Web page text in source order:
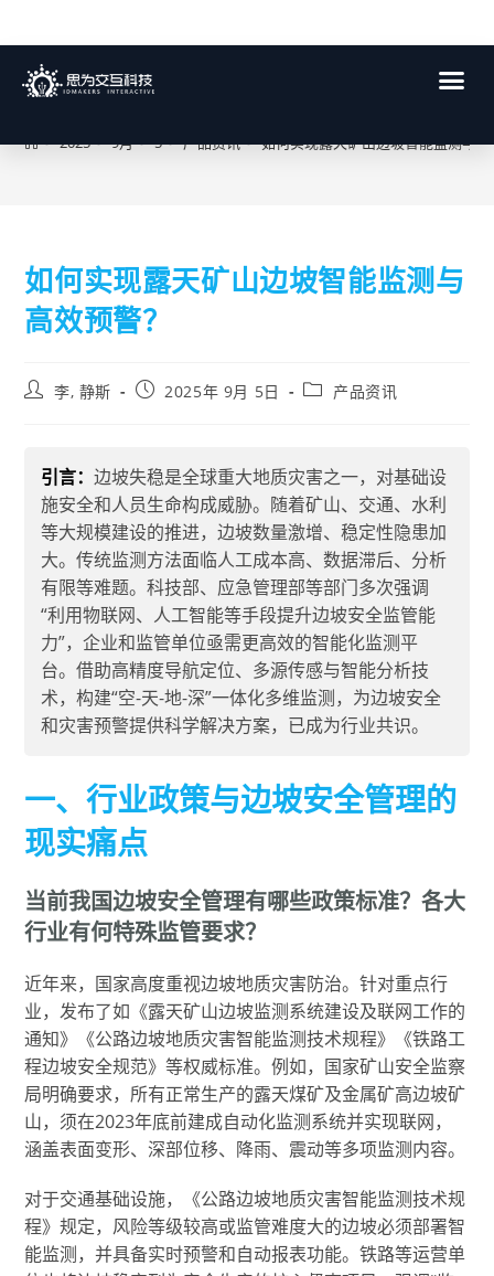
博客
> 2025 > 9月 > 5 > 产品资讯 > 如何实现露天矿山边坡智能监测与
如何实现露天矿山边坡智能监测与
高效预警？
李, 静斯 2025年 9月 5日 产品资讯
引言：边坡失稳是全球重大地质灾害之一，对基础设
施安全和人员生命构成威胁。随着矿山、交通、水利
等大规模建设的推进，边坡数量激增、稳定性隐患加
大。传统监测方法面临人工成本高、数据滞后、分析
有限等难题。科技部、应急管理部等部门多次强调
“利用物联网、人工智能等手段提升边坡安全监管能
力”，企业和监管单位亟需更高效的智能化监测平
台。借助高精度导航定位、多源传感与智能分析技
术，构建“空-天-地-深”一体化多维监测，为边坡安全
和灾害预警提供科学解决方案，已成为行业共识。
一、行业政策与边坡安全管理的
现实痛点
当前我国边坡安全管理有哪些政策标准？各大
行业有何特殊监管要求？
近年来，国家高度重视边坡地质灾害防治。针对重点行
业，发布了如《露天矿山边坡监测系统建设及联网工作的
通知》《公路边坡地质灾害智能监测技术规程》《铁路工
程边坡安全规范》等权威标准。例如，国家矿山安全监察
局明确要求，所有正常生产的露天煤矿及金属矿高边坡矿
山，须在2023年底前建成自动化监测系统并实现联网，
涵盖表面变形、深部位移、降雨、震动等多项监测内容。
对于交通基础设施，《公路边坡地质灾害智能监测技术规
程》规定，风险等级较高或监管难度大的边坡必须部署智
能监测，并具备实时预警和自动报表功能。铁路等运营单